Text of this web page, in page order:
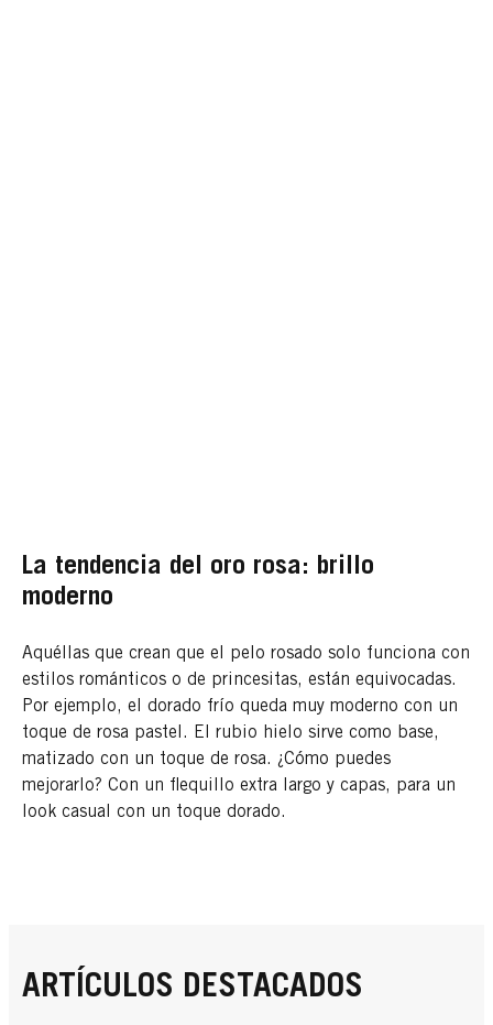
La tendencia del oro rosa: brillo
moderno
Aquéllas que crean que el pelo rosado solo funciona con
estilos románticos o de princesitas, están equivocadas.
Por ejemplo, el dorado frío queda muy moderno con un
toque de rosa pastel. El rubio hielo sirve como base,
matizado con un toque de rosa. ¿Cómo puedes
mejorarlo? Con un flequillo extra largo y capas, para un
look casual con un toque dorado.
ARTÍCULOS DESTACADOS